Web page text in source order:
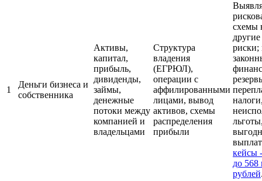
1
Деньги бизнеса и
собственника
Активы,
капитал,
прибыль,
дивиденды,
займы,
денежные
потоки между
компанией и
владельцами
Структура
владения
(ЕГРЮЛ),
операции с
аффилированными
лицами, вывод
активов, схемы
распределения
прибыли
схемы
риски;
кейсы
до 568
рублей